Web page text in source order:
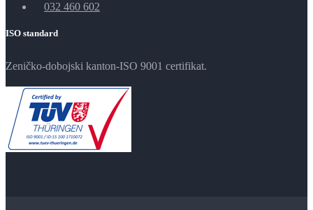
032 460 602
ISO standard
Zeničko-dobojski kanton-ISO 9001 certifikat.